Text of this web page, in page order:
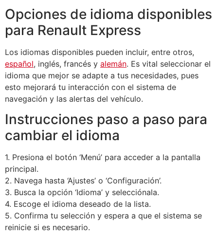
Opciones de idioma disponibles
para Renault Express
Los idiomas disponibles pueden incluir, entre otros,
español, inglés, francés y alemán. Es vital seleccionar el
idioma que mejor se adapte a tus necesidades, pues
esto mejorará tu interacción con el sistema de
navegación y las alertas del vehículo.
Instrucciones paso a paso para
cambiar el idioma
1. Presiona el botón ‘Menú’ para acceder a la pantalla
principal.
2. Navega hasta ‘Ajustes’ o ‘Configuración’.
3. Busca la opción ‘Idioma’ y selecciónala.
4. Escoge el idioma deseado de la lista.
5. Confirma tu selección y espera a que el sistema se
reinicie si es necesario.